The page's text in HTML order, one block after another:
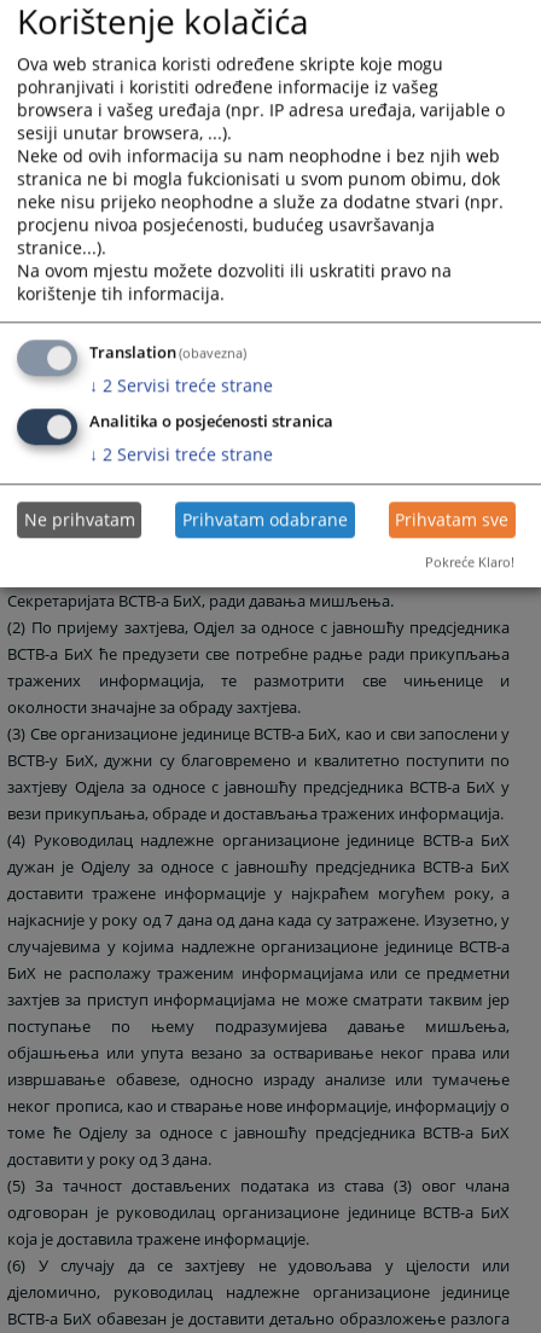
информацијама.
(2) Уколико се ради о информацији која је већ објављена и која је
лако доступна јавности, службеник за информисање ће о томе
упознати подносиоца захтјева, чиме ће се обавеза достављања
информација сматрати испуњеном.
(3) Приступ информацијама ће бити осигуран на једном од
службених језика у Босни и Херцеговини, у складу са
Правилником о употреби службених језика и писама у екстерној
комуникацији.
Члан 7.
(Обрада захтјева)
(1) Обраду поднесених захтјева за приступ информацијама и
израду нацрта рјешења, односно других аката у вези са захтјевом
за приступ информацијама врши Одјел за односе с јавношћу
предсједника ВСТВ-а БиХ. Изузетно, Одјел за односе с јавношћу
предсједника ће, само у случајевима у којима се ради о спорном
информације надлежне организационе јединице уз мишљење
релевантне одредбе закона, доставити Одјелу за правна питања
Секретаријата ВСТВ-а БиХ, ради давања мишљења.
(2) По пријему захтјева, Одјел за односе с јавношћу предсједника
ВСТВ-а БиХ ће предузети све потребне радње ради прикупљања
тражених информација, те размотрити све чињенице и
околности значајне за обраду захтјева.
(3) Све организационе јединице ВСТВ-а БиХ, као и сви запослени у
ВСТВ-у БиХ, дужни су благовремено и квалитетно поступити по
захтјеву Одјела за односе с јавношћу предсједника ВСТВ-а БиХ у
вези прикупљања, обраде и достављања тражених информација.
(4) Руководилац надлежне организационе јединице ВСТВ-а БиХ
дужан је Одјелу за односе с јавношћу предсједника ВСТВ-а БиХ
доставити тражене информације у најкраћем могућем року, а
најкасније у року од 7 дана од дана када су затражене. Изузетно, у
случајевима у којима надлежне организационе јединице ВСТВ-а
БиХ не располажу траженим информацијама или се предметни
захтјев за приступ информацијама не може сматрати таквим јер
поступање по њему подразумијева давање мишљења,
објашњења или упута везано за остваривање неког права или
извршавање обавезе, односно израду анализе или тумачење
неког прописа, као и стварање нове информације, информацију о
томе ће Одјелу за односе с јавношћу предсједника ВСТВ-а БиХ
доставити у року од 3 дана.
(5) За тачност достављених података из става (3) овог члана
одговоран је руководилац организационе јединице ВСТВ-а БиХ
која је доставила тражене информације.
(6) У случају да се захтјеву не удовољава у цјелости или
дјеломично, руководилац надлежне организационе јединице
ВСТВ-а БиХ обавезан је доставити детаљно образложење разлога
Korištenje kolačića
Ova web stranica koristi određene skripte koje mogu
pohranjivati i koristiti određene informacije iz vašeg
browsera i vašeg uređaja (npr. IP adresa uređaja, varijable o
sesiji unutar browsera, ...).
Neke od ovih informacija su nam neophodne i bez njih web
stranica ne bi mogla fukcionisati u svom punom obimu, dok
neke nisu prijeko neophodne a služe za dodatne stvari (npr.
procjenu nivoa posjećenosti, budućeg usavršavanja
stranice...).
Na ovom mjestu možete dozvoliti ili uskratiti pravo na
korištenje tih informacija.
Translation(obavezna)
↓ 2 Servisi treće strane
Analitika o posjećenosti stranica
↓ 2 Servisi treće strane
Ne prihvatam Prihvatam odabrane Prihvatam sve
Pokreće Klaro!